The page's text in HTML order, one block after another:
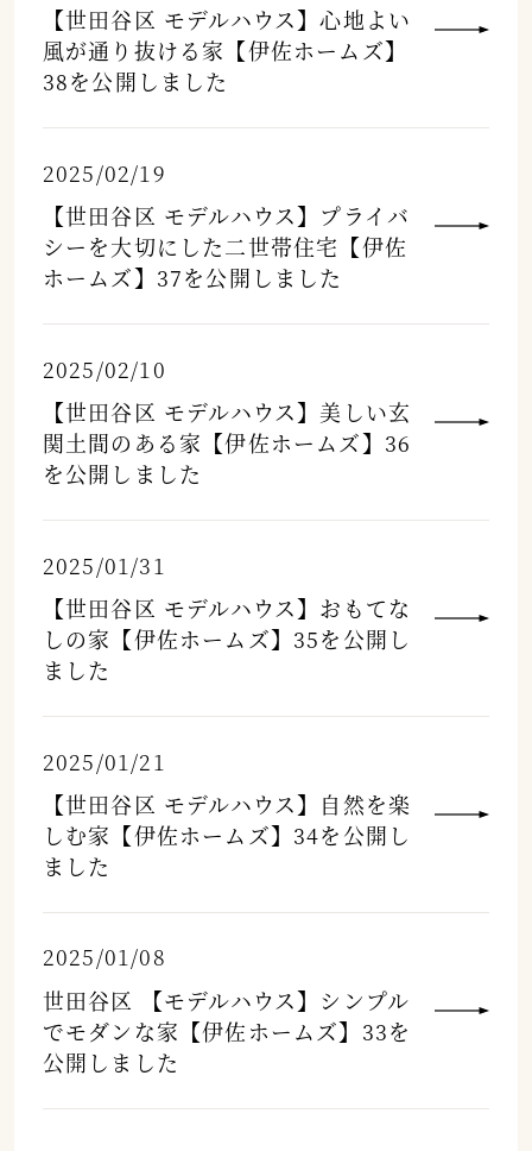
【世田谷区 モデルハウス】心地よい
風が通り抜ける家【伊佐ホームズ】
38を公開しました
2025/02/19
【世田谷区 モデルハウス】プライバ
シーを大切にした二世帯住宅【伊佐
ホームズ】37を公開しました
2025/02/10
【世田谷区 モデルハウス】美しい玄
関土間のある家【伊佐ホームズ】36
を公開しました
2025/01/31
【世田谷区 モデルハウス】おもてな
しの家【伊佐ホームズ】35を公開し
ました
2025/01/21
【世田谷区 モデルハウス】自然を楽
しむ家【伊佐ホームズ】34を公開し
ました
2025/01/08
世田谷区 【モデルハウス】シンプル
でモダンな家【伊佐ホームズ】33を
公開しました